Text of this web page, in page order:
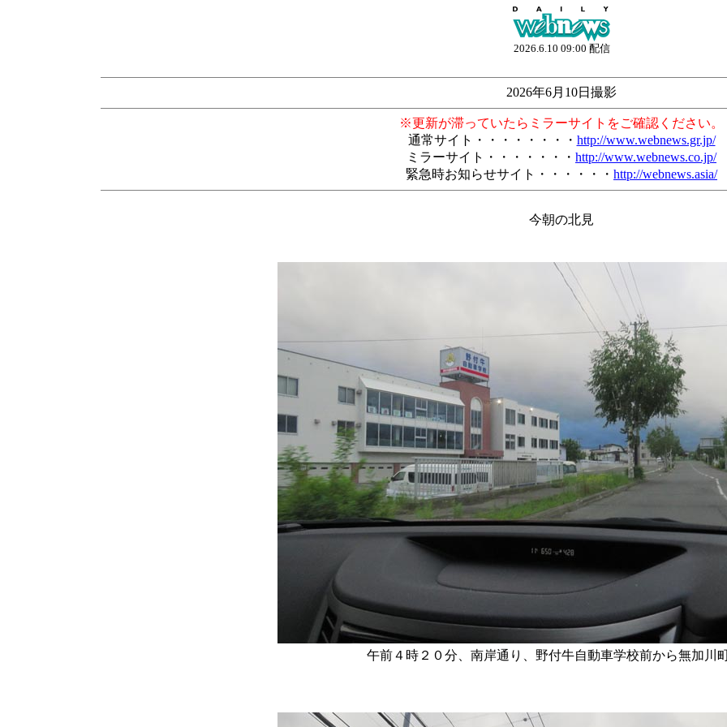
2026.6.10 09:00 配信
2026年6月10日撮影
※更新が滞っていたらミラーサイトをご確認ください。
通常サイト・・・・・・・・ http://www.webnews.gr.jp/
ミラーサイト・・・・・・・ http://www.webnews.co.jp/
緊急時お知らせサイト・・・・・・ http://webnews.asia/
今朝の北見
午前４時２０分、南岸通り、野付牛自動車学校前から無加川